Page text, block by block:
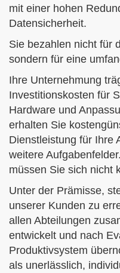
mit einer hohen
Datensicherheit.
Sie bezahlen nicht für
sondern für eine
Ihre Unternehmung
Investitionskosten für
Hardware und
erhalten Sie
Dienstleistung für Ihre
weitere Aufgabenfelder.
müssen Sie sich nicht
Unter der Prämisse,
unserer Kunden zu
allen Abteilungen
entwickelt und nach
Produktivsystem
als unerlässlich,